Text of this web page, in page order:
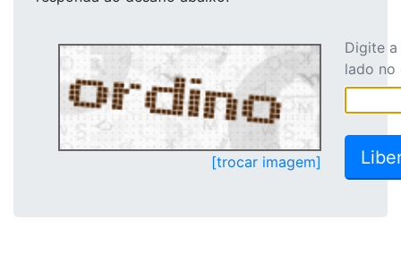
[trocar imagem]
Digite
lado no